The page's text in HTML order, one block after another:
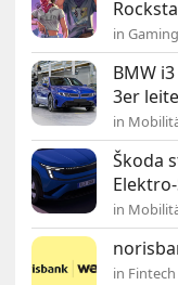
in Gaming
BMW
3er
in
Škoda
in
in Fintech